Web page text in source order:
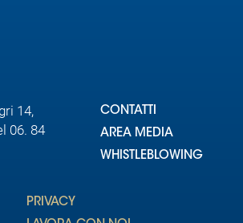
14,
06. 84
CONTATTI
AREA MEDIA
WHISTLEBLOWING
PRIVACY